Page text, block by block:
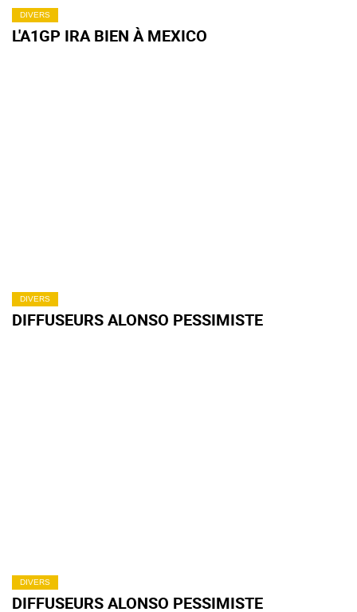
DIVERS
L'A1GP IRA BIEN À MEXICO
DIVERS
DIFFUSEURS ALONSO PESSIMISTE
DIVERS
DIFFUSEURS ALONSO PESSIMISTE